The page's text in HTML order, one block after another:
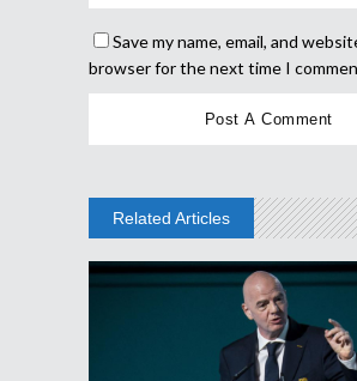
Save my name, email, and
browser for the next time I
Related Articles